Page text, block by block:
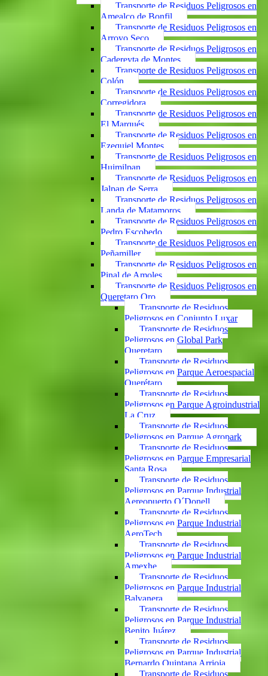
Transporte de Residuos Peligrosos en
Amealco de Bonfil
Transporte de Residuos Peligrosos en
Arroyo Seco
Transporte de Residuos Peligrosos en
Cadereyta de Montes
Transporte de Residuos Peligrosos en
Colón
Transporte de Residuos Peligrosos en
Corregidora
Transporte de Residuos Peligrosos en
El Marqués
Transporte de Residuos Peligrosos en
Ezequiel Montes
Transporte de Residuos Peligrosos en
Huimilpan
Transporte de Residuos Peligrosos en
Jalpan de Serra
Transporte de Residuos Peligrosos en
Landa de Matamoros
Transporte de Residuos Peligrosos en
Pedro Escobedo
Transporte de Residuos Peligrosos en
Peñamiller
Transporte de Residuos Peligrosos en
Pinal de Amoles
Transporte de Residuos Peligrosos en
Queretaro Qro
Transporte de Residuos
Peligrosos en Conjunto Luxar
Transporte de Residuos
Peligrosos en Global Park
Queretaro
Transporte de Residuos
Peligrosos en Parque Aeroespacial
Querétaro
Transporte de Residuos
Peligrosos en Parque Agroindustrial
La Cruz
Transporte de Residuos
Peligrosos en Parque Agropark
Transporte de Residuos
Peligrosos en Parque Empresarial
Santa Rosa
Transporte de Residuos
Peligrosos en Parque Industrial
Aereopuerto O´Donell
Transporte de Residuos
Peligrosos en Parque Industrial
AeroTech
Transporte de Residuos
Peligrosos en Parque Industrial
Amexhe
Transporte de Residuos
Peligrosos en Parque Industrial
Balvanera
Transporte de Residuos
Peligrosos en Parque Industrial
Benito Juárez
Transporte de Residuos
Peligrosos en Parque Industrial
Bernardo Quintana Arrioja
Transporte de Residuos